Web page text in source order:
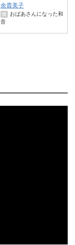
余貴美子
役
おばあさんになった和
音